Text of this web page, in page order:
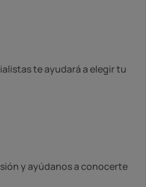
te ayudará a elegir tu
y ayúdanos a conocerte